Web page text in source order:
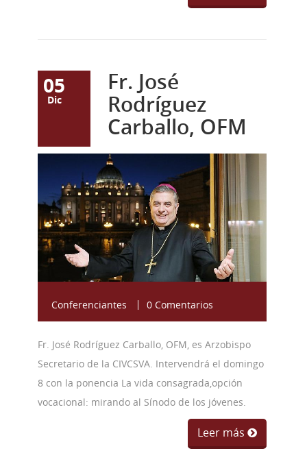
05
Dic
Fr. José
Rodríguez
Carballo, OFM
carballo-vaticano-
-644x362.jpg
Conferenciantes 0 Comentarios
Fr. José Rodríguez Carballo, OFM, es Arzobispo
Secretario de la CIVCSVA. Intervendrá el domingo
8 con la ponencia La vida consagrada,opción
vocacional: mirando al Sínodo de los jóvenes.
Leer más